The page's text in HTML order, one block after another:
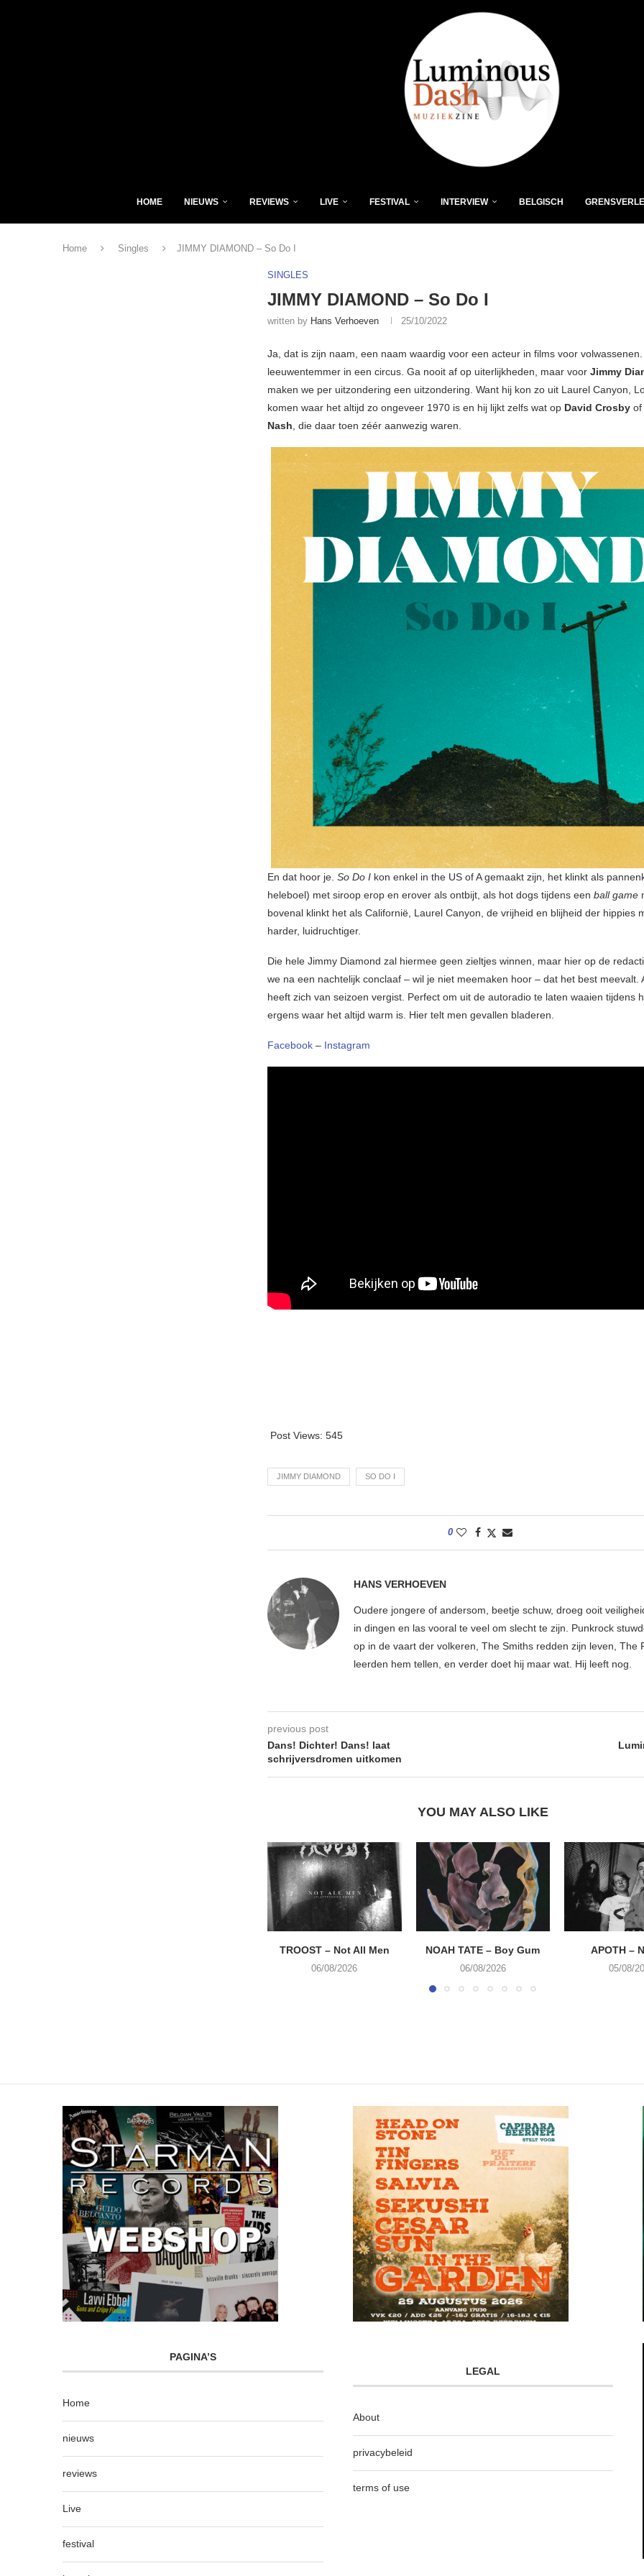
HOME NIEUWS REVIEWS LIVE FESTIVAL INTERVIEW BELGISCH
Home Singles JIMMY DIAMOND – So Do I
SINGLES
JIMMY DIAMOND – So Do I
written by Hans Verhoeven 25/10/2022
Ja, dat is zijn naam, een naam waardig voor een acteur in films voor
leeuwentemmer in een circus. Ga nooit af op uiterlijkheden, maar voor Jimmy
maken we per uitzondering een uitzondering. Want hij kon zo uit Laurel Canyon,
komen waar het altijd zo ongeveer 1970 is en hij lijkt zelfs wat op David Crosby of
Nash, die daar toen zéér aanwezig waren.
En dat hoor je. So Do I kon enkel in the US of A gemaakt zijn, het klinkt als
heleboel) met siroop erop en erover als ontbijt, als hot dogs tijdens een ball game
bovenal klinkt het als Californië, Laurel Canyon, de vrijheid en blijheid der hippies
harder, luidruchtiger.
Die hele Jimmy Diamond zal hiermee geen zieltjes winnen, maar hier op de
we na een nachtelijk conclaaf – wil je niet meemaken hoor – dat het best meevalt.
heeft zich van seizoen vergist. Perfect om uit de autoradio te laten waaien tijdens
ergens waar het altijd warm is. Hier telt men gevallen bladeren.
Facebook – Instagram
Post Views: 545
JIMMY DIAMOND SO DO I
0
HANS VERHOEVEN
Oudere jongere of andersom, beetje schuw, droeg ooit
in dingen en las vooral te veel om slecht te zijn. Punkrock
op in de vaart der volkeren, The Smiths redden zijn leven, The
leerden hem tellen, en verder doet hij maar wat. Hij leeft nog.
previous post
Dans! Dichter! Dans! laat
schrijversdromen uitkomen
YOU MAY ALSO LIKE
TROOST – Not All Men
06/08/2026
NOAH TATE – Boy Gum
06/08/2026
APOTH –
05/08/
PAGINA’S
Home
nieuws
reviews
Live
festival
LEGAL
About
privacybeleid
terms of use